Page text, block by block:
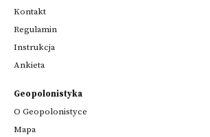
Kontakt
Regulamin
Instrukcja
Ankieta
Geopolonistyka
O Geopolonistyce
Mapa